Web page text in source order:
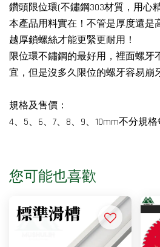
鑽頭限位環(不鏽鋼303材質，用心
本產品用料實在！不管是厚度還是
越厚鎖螺絲才能更緊更耐用！
限位環不鏽鋼的最好用，裡面螺牙
宜，但是沒多久限位的螺牙容易崩
規格及售價：
4、5、6、7、8、9、10mm不分規
您可能也喜歡